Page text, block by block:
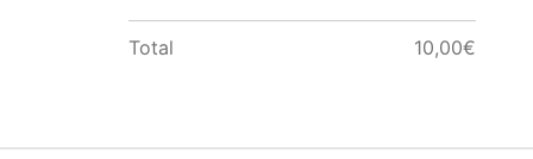
Total 10,00€